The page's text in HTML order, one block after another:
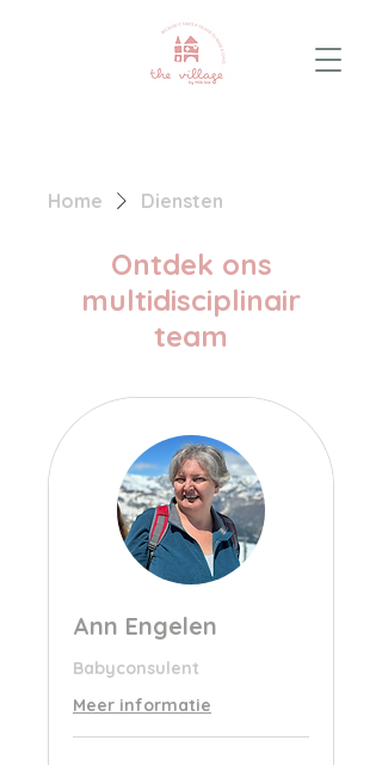
Home Diensten
Ontdek ons
multidisciplinair
team
Ann Engelen
Babyconsulent
Meer informatie